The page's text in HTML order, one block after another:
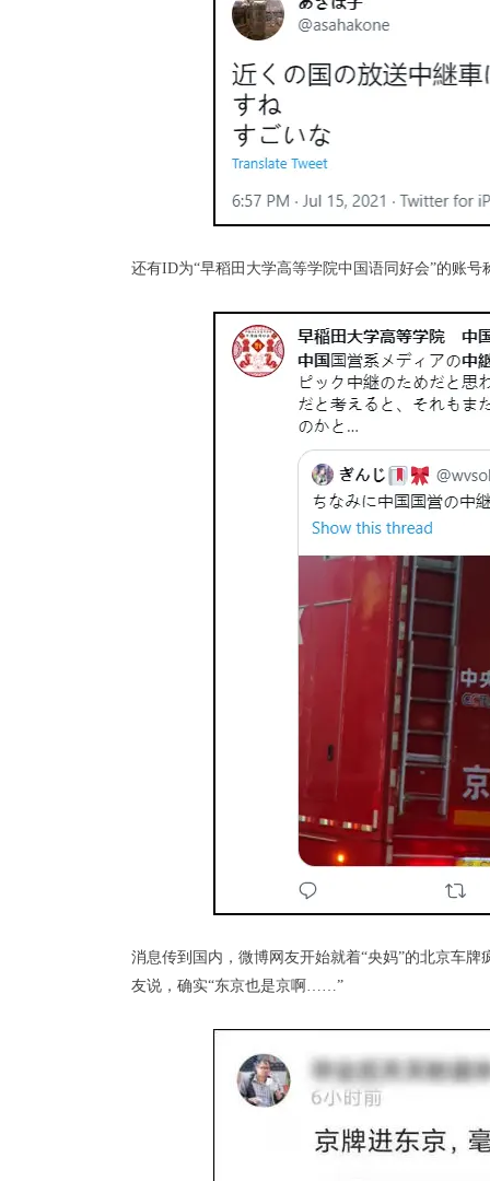
还有ID为“早稻田大学高等学院中国语同好会”的账
消息传到国内，微博网友开始就着“央妈”的北京车
友说，确实“东京也是京啊……”